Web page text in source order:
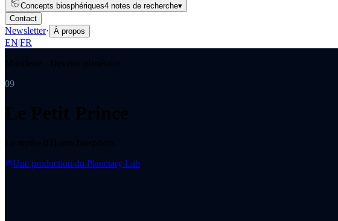
Concepts biosphériques4 notes de recherche▾
Contact
Newsletter· À propos
EN|FR
Manifeste · Devenir planétaire
09
Le Petit Prince
Le mythe d'Homo biospheris
Une production du Planetary Lab